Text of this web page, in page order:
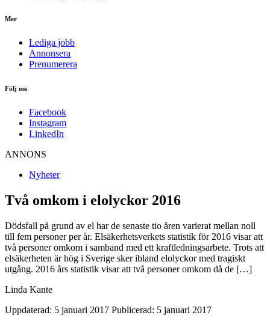
Mer
Lediga jobb
Annonsera
Prenumerera
Följ oss
Facebook
Instagram
LinkedIn
ANNONS
Nyheter
Två omkom i elolyckor 2016
Dödsfall på grund av el har de senaste tio åren varierat mellan noll
till fem personer per år. Elsäkerhetsverkets statistik för 2016 visar att
två personer omkom i samband med ett kraftledningsarbete. Trots att
elsäkerheten är hög i Sverige sker ibland elolyckor med tragiskt
utgång. 2016 års statistik visar att två personer omkom då de […]
Linda Kante
Uppdaterad: 5 januari 2017 Publicerad: 5 januari 2017